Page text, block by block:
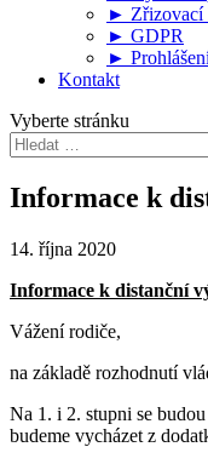
► Zřizovací
► GDPR
►
Kontakt
Vyberte stránku
Informace k
14. října 2020
Informace k distanční
Vážení rodiče,
na základě rozhodnutí
Na 1. i 2. stupni se
budeme vycházet z